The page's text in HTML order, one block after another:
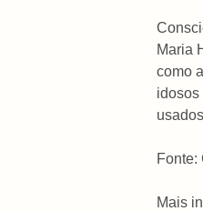
Maria
como
idosos
Fonte:
Mais